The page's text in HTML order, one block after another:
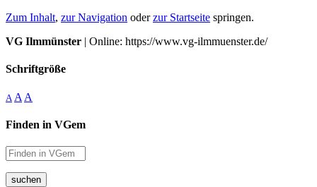
Zum Inhalt, zur Navigation oderzur Startseite springen.
VG Ilmmünster | Online: https://www.vg-ilmmuenster.de/
Schriftgröße
A A A
Finden in VGem
suchen